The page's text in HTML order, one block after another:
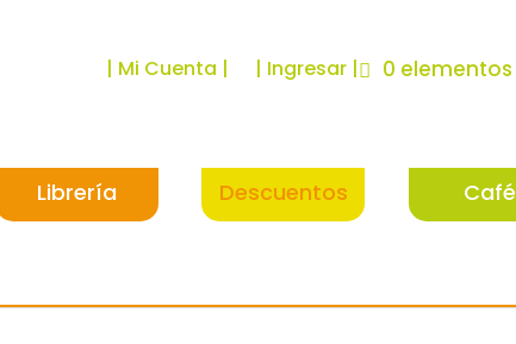
| Mi Cuenta | | Ingresar | 0 elementos
Librería Descuentos Café